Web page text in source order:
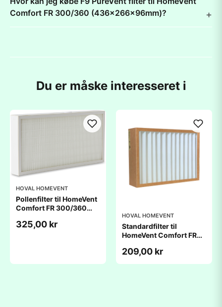
Comfort FR 300/360 (436x266x96mm)?
Du er måske interesseret i
HOVAL HOMEVENT
Pollenfilter til HomeVent
Comfort FR 300/360
325,00 kr
HOVAL HOMEVENT
Standardfilter til
HomeVent Comfort FR
(436x240,5x96mm)
209,00 kr